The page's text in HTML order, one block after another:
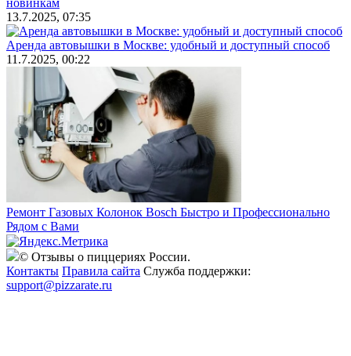
новинкам
13.7.2025, 07:35
Аренда автовышки в Москве: удобный и доступный способ
11.7.2025, 00:22
Ремонт Газовых Колонок Bosch Быстро и Профессионально
Рядом с Вами
© Отзывы о пиццериях России.
Контакты Правила сайта Служба поддержки:
support@pizzarate.ru